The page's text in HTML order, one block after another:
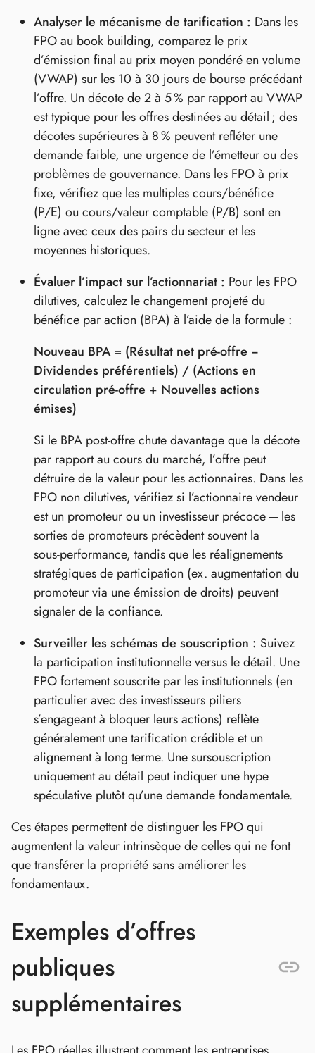
Analyser le mécanisme de tarification : Dans les
FPO au book building, comparez le prix
d’émission final au prix moyen pondéré en volume
(VWAP) sur les 10 à 30 jours de bourse précédant
l’offre. Un décote de 2 à 5 % par rapport au VWAP
est typique pour les offres destinées au détail ; des
décotes supérieures à 8 % peuvent refléter une
demande faible, une urgence de l’émetteur ou des
problèmes de gouvernance. Dans les FPO à prix
fixe, vérifiez que les multiples cours/bénéfice
(P/E) ou cours/valeur comptable (P/B) sont en
ligne avec ceux des pairs du secteur et les
moyennes historiques.
Évaluer l’impact sur l’actionnariat : Pour les FPO
dilutives, calculez le changement projeté du
bénéfice par action (BPA) à l’aide de la formule :
Nouveau BPA = (Résultat net pré-offre −
Dividendes préférentiels) / (Actions en
circulation pré-offre + Nouvelles actions
émises)
Si le BPA post-offre chute davantage que la décote
par rapport au cours du marché, l’offre peut
détruire de la valeur pour les actionnaires. Dans les
FPO non dilutives, vérifiez si l’actionnaire vendeur
est un promoteur ou un investisseur précoce — les
sorties de promoteurs précèdent souvent la
sous‑performance, tandis que les réalignements
stratégiques de participation (ex. augmentation du
promoteur via une émission de droits) peuvent
signaler de la confiance.
Surveiller les schémas de souscription : Suivez
la participation institutionnelle versus le détail. Une
FPO fortement souscrite par les institutionnels (en
particulier avec des investisseurs piliers
s’engageant à bloquer leurs actions) reflète
généralement une tarification crédible et un
alignement à long terme. Une sursouscription
uniquement au détail peut indiquer une hype
spéculative plutôt qu’une demande fondamentale.
Ces étapes permettent de distinguer les FPO qui
augmentent la valeur intrinsèque de celles qui ne font
que transférer la propriété sans améliorer les
fondamentaux.
Exemples d’offres
publiques
supplémentaires